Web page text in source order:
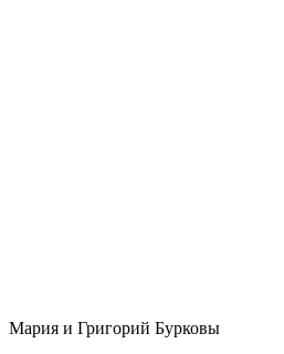
Мария и Григорий Бурковы